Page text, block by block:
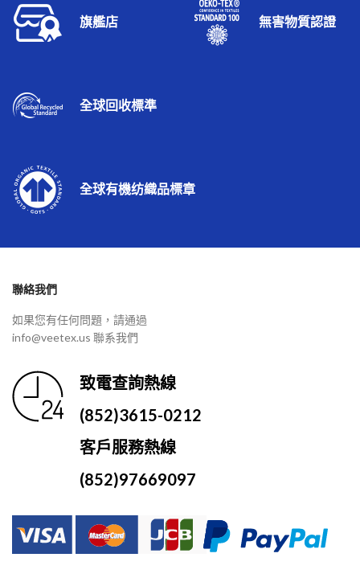
旗艦店 無害物質認證
全球回收標準
全球有機纺織品標章
聯絡我們
如果您有任何問題，請通過
info@veetex.us 聯系我們
致電查詢熱線
(852)3615-0212
客戶服務熱線
(852)97669097